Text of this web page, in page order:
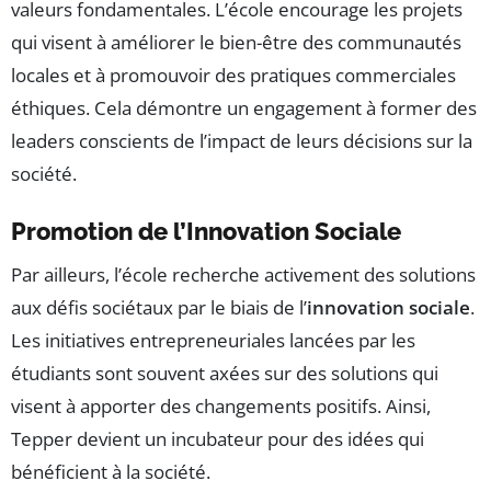
valeurs fondamentales. L’école encourage les projets
qui visent à améliorer le bien-être des communautés
locales et à promouvoir des pratiques commerciales
éthiques. Cela démontre un engagement à former des
leaders conscients de l’impact de leurs décisions sur la
société.
Promotion de l’Innovation Sociale
Par ailleurs, l’école recherche activement des solutions
aux défis sociétaux par le biais de l’innovation sociale.
Les initiatives entrepreneuriales lancées par les
étudiants sont souvent axées sur des solutions qui
visent à apporter des changements positifs. Ainsi,
Tepper devient un incubateur pour des idées qui
bénéficient à la société.